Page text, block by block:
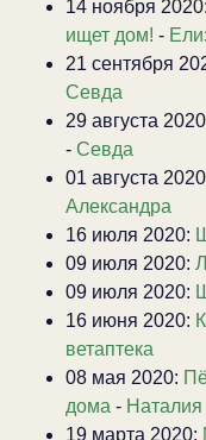
14 ноября 2020:
ищет дом! -
21 сентября
Севда
29 августа
- Севда
01 августа
Александра
16 июля 2020:
09 июля 2020:
09 июля 2020:
16 июня 2020:
ветаптека
08 мая 2020:
дома - Наталия
19 марта 2020: